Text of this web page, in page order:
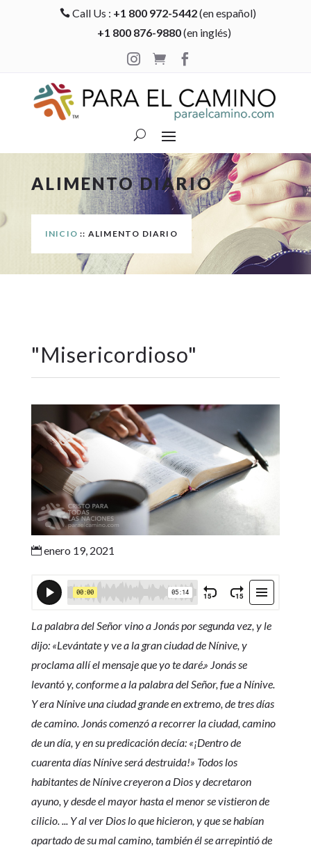
 Call Us : +1 800 972-5442(en español)
+1 800 876-9880(en inglés)

 
ALIMENTO DIARIO
INICIO :: ALIMENTO DIARIO
"Misericordioso"
enero 19, 2021
La palabra del Señor vino a Jonás por segunda vez, y le
dijo: «Levántate y ve a la gran ciudad de Nínive, y
proclama allí el mensaje que yo te daré.» Jonás se
levantó y, conforme a la palabra del Señor, fue a Nínive.
Y era Nínive una ciudad grande en extremo, de tres días
de camino. Jonás comenzó a recorrer la ciudad, camino
de un día, y en su predicación decía: «¡Dentro de
cuarenta días Nínive será destruida!» Todos los
habitantes de Nínive creyeron a Dios y decretaron
ayuno, y desde el mayor hasta el menor se vistieron de
cilicio. ... Y al ver Dios lo que hicieron, y que se habían
apartado de su mal camino, también él se arrepintió de